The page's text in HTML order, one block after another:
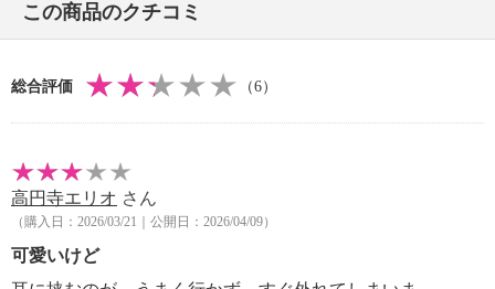
【メッキ素材】
・材質：ゴールドトーンコート
・個体差あり
この商品のクチコミ
総合評価 （6）
高円寺エリオ さん
（購入日：2026/03/21｜公開日：2026/04/09）
可愛いけど